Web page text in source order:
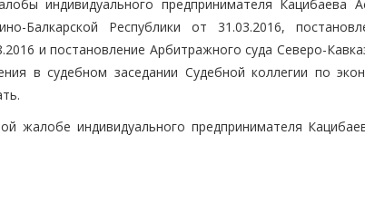
индивидуального предпринимателя Кацибаева
Балкарской Республики от 31.03.2016,
и постановление Арбитражного суда Северо-
в судебном заседании Судебной коллегии по
жалобе индивидуального предпринимателя